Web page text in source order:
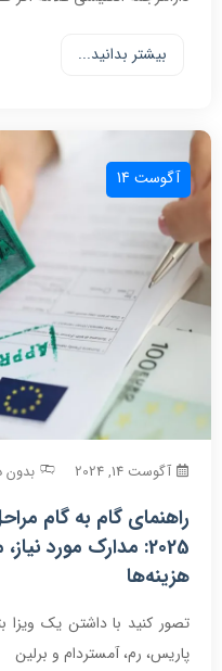
بیشتر بدانید...
آگوست 14
آگوست 14, 2024 بدون
راهنمای گام به گام
2025: مدارک مورد
هزینه‌ها
تصور کنید با داشتن یک ویزا
پاریس، رم، آمستردام و برلین